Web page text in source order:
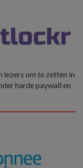
om te zetten in
harde paywall en